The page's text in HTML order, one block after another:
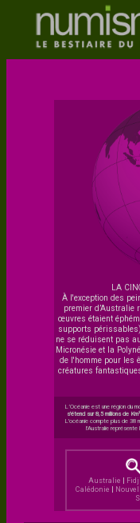
LA
À l'exception des
premier d’Australie
œuvres étaient
supports
ne se réduisent pas
Micronésie et la
de l'homme pour les
créatures
L’Océanie est une région du
s'étend sur 8,5 millions de
L'océanie compte plus de 38
l'Australie représente
Australie | Fidji
Calédonie |